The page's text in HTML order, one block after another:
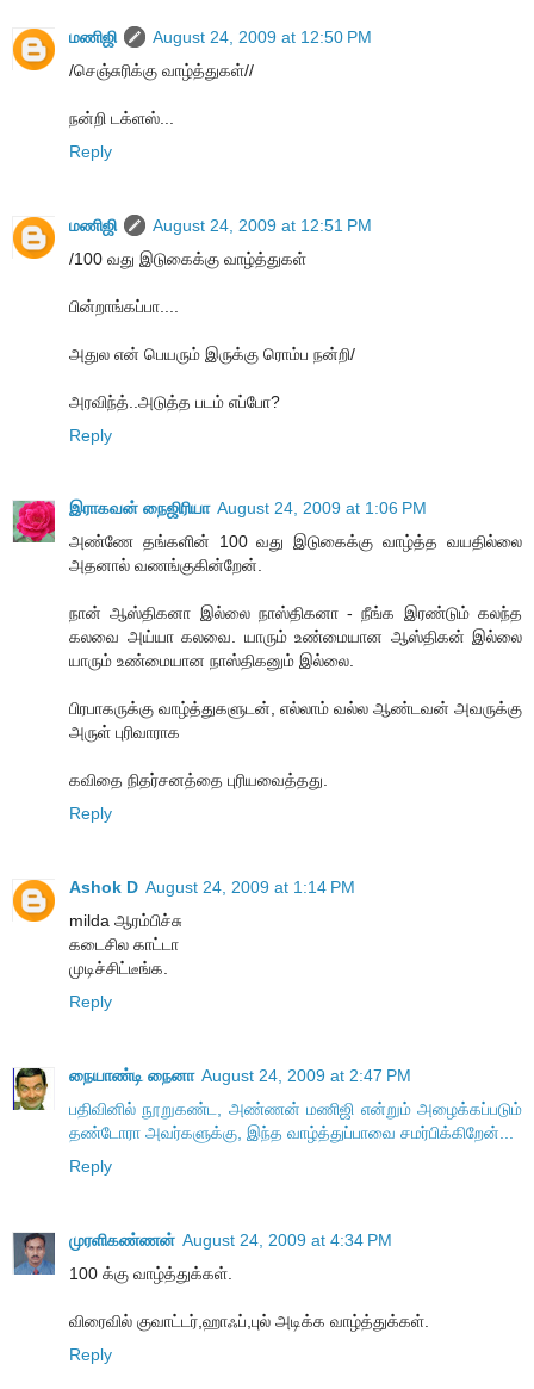
மணிஜி
August 24, 2009 at 12:50 PM
/செஞ்சுரிக்கு வாழ்த்துகள்//
நன்றி டக்ளஸ்...
Reply
மணிஜி
August 24, 2009 at 12:51 PM
/100 வது இடுகைக்கு வாழ்த்துகள்
பின்றாங்கப்பா....
அதுல என் பெயரும் இருக்கு ரொம்ப நன்றி/
அரவிந்த்..அடுத்த படம் எப்போ?
Reply
இராகவன் நைஜிரியா August 24, 2009 at 1:06 PM
அண்ணே தங்களின் 100 வது இடுகைக்கு வாழ்த்த வயதில்லை
அதனால் வணங்குகின்றேன்.
நான் ஆஸ்திகனா இல்லை நாஸ்திகனா - நீங்க இரண்டும் கலந்த
கலவை அய்யா கலவை. யாரும் உண்மையான ஆஸ்திகன் இல்லை
யாரும் உண்மையான நாஸ்திகனும் இல்லை.
பிரபாகருக்கு வாழ்த்துகளுடன், எல்லாம் வல்ல ஆண்டவன் அவருக்கு
அருள் புரிவாராக
கவிதை நிதர்சனத்தை புரியவைத்தது.
Reply
Ashok D August 24, 2009 at 1:14 PM
milda ஆரம்பிச்சு
கடைசில காட்டா
முடிச்சிட்டீங்க.
Reply
நையாண்டி நைனா August 24, 2009 at 2:47 PM
பதிவினில் நூறுகண்ட, அண்ணன் மணிஜி என்றும் அழைக்கப்படும்
தண்டோரா அவர்களுக்கு, இந்த வாழ்த்துப்பாவை சமர்பிக்கிறேன்...
Reply
முரளிகண்ணன் August 24, 2009 at 4:34 PM
100 க்கு வாழ்த்துக்கள்.
விரைவில் குவாட்டர்,ஹாஃப்,புல் அடிக்க வாழ்த்துக்கள்.
Reply